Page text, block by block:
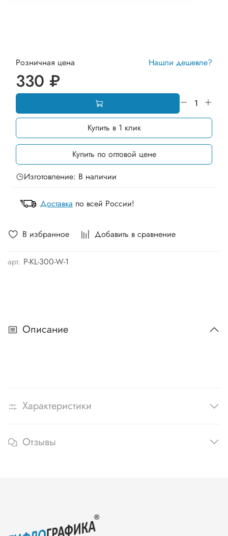
В избранное Добавить в сравнение
арт. P-KL-300-W-1
Розничная цена Нашли дешевле?
330 ₽
Купить в 1 клик
Купить по оптовой цене
Изготовление: В наличии
Доставка по всей России!
Описание
Характеристики
Отзывы